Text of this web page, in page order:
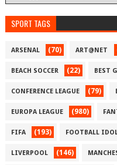
SPORT TAGS
ARSENAL (70) ART@NET
BEACH SOCCER (22) BEST
CONFERENCE LEAGUE (79)
EUROPA LEAGUE (980)
FIFA (193) FOOTBALL
LIVERPOOL (146)